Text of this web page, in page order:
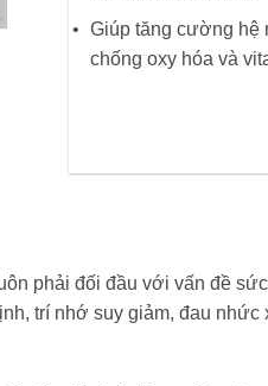
Giúp tăng cường hệ
chống oxy hóa và
phải đối đầu với vấn đề
trí nhớ suy giảm, đau